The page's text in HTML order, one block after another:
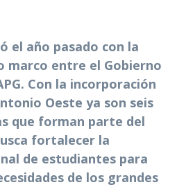
el año pasado con la
marco entre el Gobierno
Con la incorporación
Oeste ya son seis
que forman parte del
fortalecer la
de estudiantes para
de los grandes